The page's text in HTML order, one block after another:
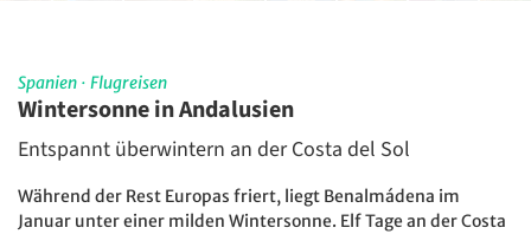
Spanien · Flugreisen
Wintersonne in Andalusien
Entspannt überwintern an der Costa del Sol
Während der Rest Europas friert, liegt Benalmádena im
Januar unter einer milden Wintersonne. Elf Tage an der Costa